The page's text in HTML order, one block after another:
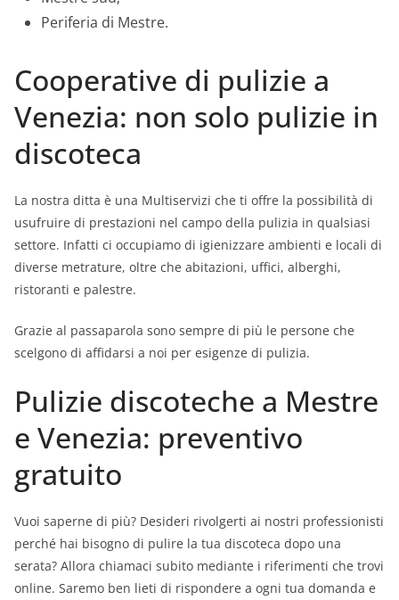
Periferia di Mestre.
Cooperative di pulizie a
Venezia: non solo pulizie in
discoteca
La nostra ditta è una Multiservizi che ti offre la possibilità di
usufruire di prestazioni nel campo della pulizia in qualsiasi
settore. Infatti ci occupiamo di igienizzare ambienti e locali di
diverse metrature, oltre che abitazioni, uffici, alberghi,
ristoranti e palestre.
Grazie al passaparola sono sempre di più le persone che
scelgono di affidarsi a noi per esigenze di pulizia.
Pulizie discoteche a Mestre
e Venezia: preventivo
gratuito
Vuoi saperne di più? Desideri rivolgerti ai nostri professionisti
perché hai bisogno di pulire la tua discoteca dopo una
serata? Allora chiamaci subito mediante i riferimenti che trovi
online. Saremo ben lieti di rispondere a ogni tua domanda e